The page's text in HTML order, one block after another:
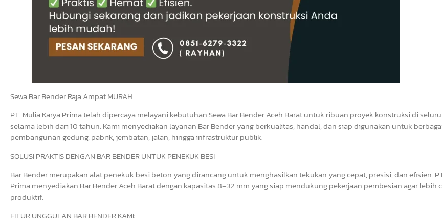
Sewa Bar Bender Raja Ampat MURAH
PT. Mulia Karya Prima telah dipercaya melayani kebutuhan Sewa Bar Bender Aceh Barat untuk ribuan proyek konstruksi di
selama lebih dari 10 tahun. Kami menyediakan layanan Bar Bender yang berkualitas, handal, dan siap digunakan untuk
pembangunan gedung, pabrik, jembatan, jalan, hingga infrastruktur publik.
SOLUSI PRAKTIS DENGAN BAR BENDER UNTUK PENEKUK BESI
Bar Bender merupakan alat penekuk besi beton yang dirancang untuk menghasilkan tekukan yang cepat, presisi, dan efisien.
Prima menyediakan Bar Bender Aceh Barat dengan kapasitas 8–32 mm yang siap mendukung pekerjaan pembesian agar lebih
produktif.
FITUR UNGGULAN BAR BENDER KAMI: